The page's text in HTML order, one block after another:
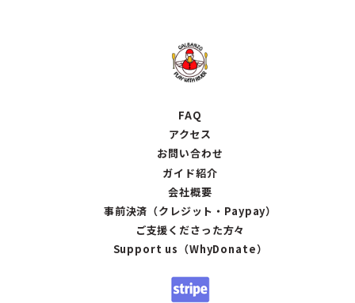
FAQ
アクセス
お問い合わせ
ガイド紹介
会社概要
事前決済（クレジット・Paypay）
ご支援くださった方々
Support us（WhyDonate）